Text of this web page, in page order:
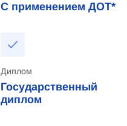
С применением ДОТ*
Диплом
Государственный
диплом